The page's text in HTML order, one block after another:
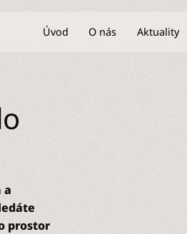
Úvod O nás Aktuality
a
prostor